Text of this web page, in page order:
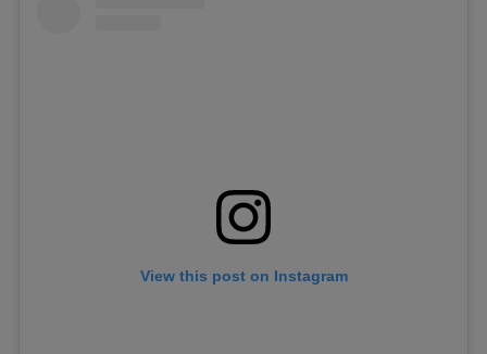
View this post on Instagram